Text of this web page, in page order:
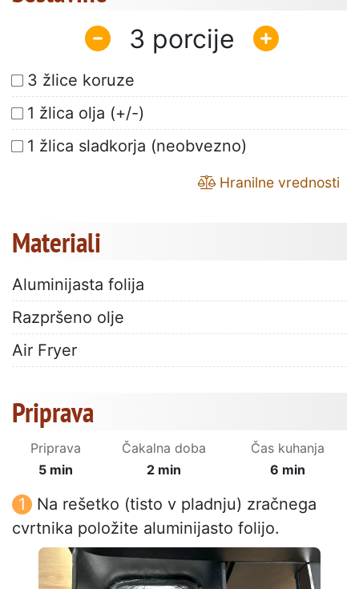
3
3 žlice koruze
1 žlica olja (+/-)
1 žlica sladkorja (neobvezno)
Hranilne vrednosti
Materiali
Aluminijasta folija
Razpršeno olje
Air Fryer
Priprava
Priprava
5 min
Čakalna doba
2 min
Čas kuhanja
6 min
Na rešetko (tisto v pladnju) zračnega
cvrtnika položite aluminijasto folijo.